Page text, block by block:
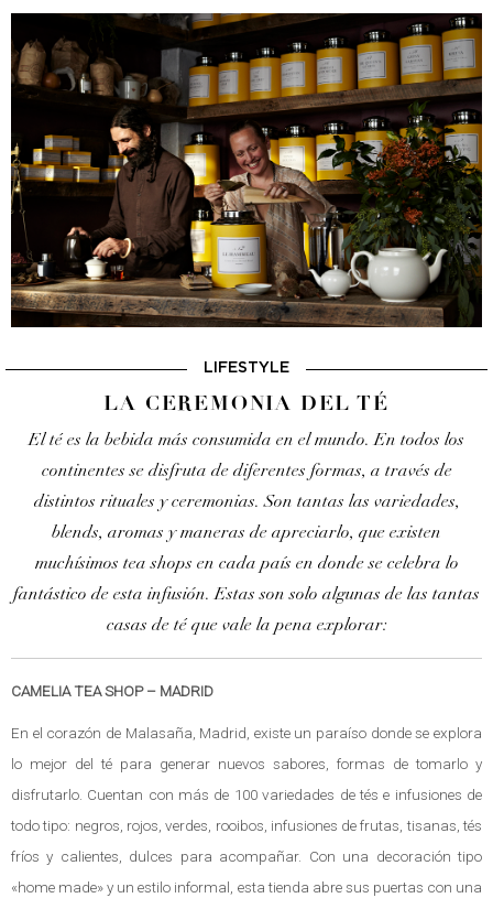
LIFESTYLE
LA CEREMONIA DEL TÉ
El té es la bebida más consumida en el mundo. En todos los
continentes se disfruta de diferentes formas, a través de
distintos rituales y ceremonias. Son tantas las variedades,
blends, aromas y maneras de apreciarlo, que existen
muchísimos tea shops en cada país en donde se celebra lo
fantástico de esta infusión. Estas son solo algunas de las tantas
casas de té que vale la pena explorar:
CAMELIA TEA SHOP – MADRID
En el corazón de Malasaña, Madrid, existe un paraíso donde se explora
lo mejor del té para generar nuevos sabores, formas de tomarlo y
disfrutarlo. Cuentan con más de 100 variedades de tés e infusiones de
todo tipo: negros, rojos, verdes, rooibos, infusiones de frutas, tisanas, tés
fríos y calientes, dulces para acompañar. Con una decoración tipo
«home made» y un estilo informal, esta tienda abre sus puertas con una